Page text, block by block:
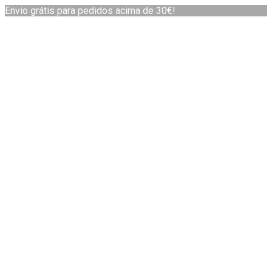
Envio grátis para pedidos acima de 30€!